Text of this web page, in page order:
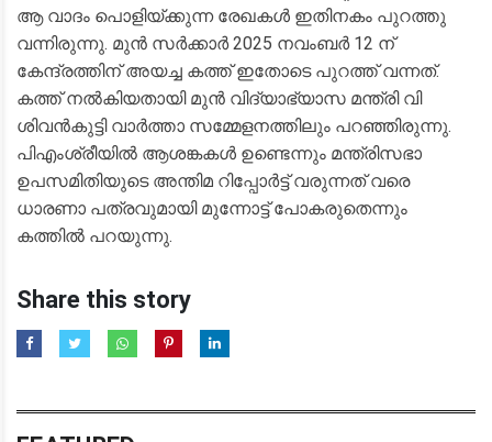
ആ വാദം പൊളിയ്ക്കുന്ന രേഖകൾ ഇതിനകം പുറത്തു
വന്നിരുന്നു. മുൻ സർക്കാർ 2025 നവംബർ 12 ന്
കേന്ദ്രത്തിന് അയച്ച കത്ത് ഇതോടെ പുറത്ത് വന്നത്.
കത്ത് നൽകിയതായി മുൻ വിദ്യാഭ്യാസ മന്ത്രി വി
ശിവൻകുട്ടി വാർത്താ സമ്മേളനത്തിലും പറഞ്ഞിരുന്നു.
പിഎംശ്രീയിൽ ആശങ്കകൾ ഉണ്ടെന്നും മന്ത്രിസഭാ
ഉപസമിതിയുടെ അന്തിമ റിപ്പോർട്ട് വരുന്നത് വരെ
ധാരണാ പത്രവുമായി മുന്നോട്ട് പോകരുതെന്നും
കത്തിൽ പറയുന്നു.
Share this story